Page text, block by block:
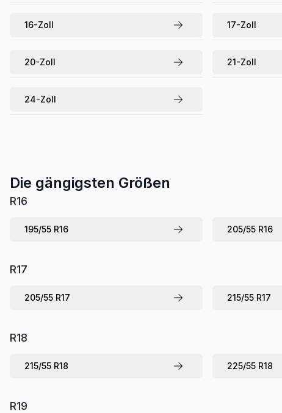
16-Zoll 17-Zoll
20-Zoll 21-Zoll
24-Zoll
Die gängigsten Größen
R16
195/55 R16 205/55 R16
R17
205/55 R17 215/55 R17
R18
215/55 R18 225/55 R18
R19